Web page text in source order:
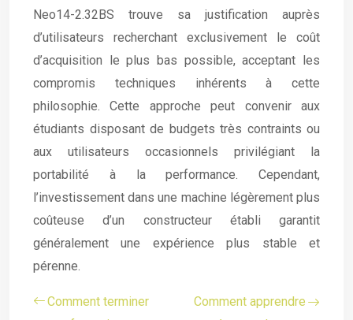
Neo14-2.32BS trouve sa justification auprès
d’utilisateurs recherchant exclusivement le coût
d’acquisition le plus bas possible, acceptant les
compromis techniques inhérents à cette
philosophie. Cette approche peut convenir aux
étudiants disposant de budgets très contraints ou
aux utilisateurs occasionnels privilégiant la
portabilité à la performance. Cependant,
l’investissement dans une machine légèrement plus
coûteuse d’un constructeur établi garantit
généralement une expérience plus stable et
pérenne.
Comment terminer
Comment apprendre